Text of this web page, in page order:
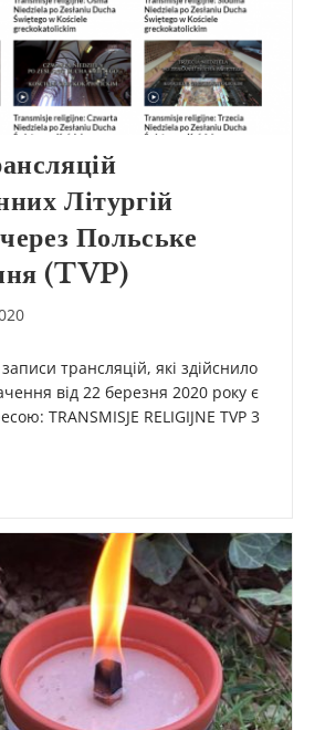
Літургій
Польське
(TVP)
трансляцій, які здійснило
від 22 березня 2020 року є
TRANSMISJE RELIGIJNE TVP 3